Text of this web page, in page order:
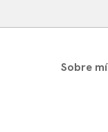
Sobre mí